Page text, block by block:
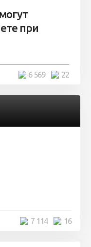
при
22
6 569
16
7 114